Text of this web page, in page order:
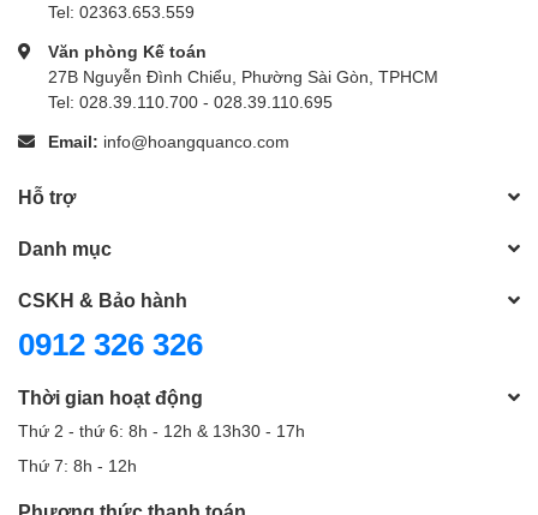
Tel: 02363.653.559
Văn phòng Kế toán
27B Nguyễn Đình Chiểu, Phường Sài Gòn, TPHCM
Tel: 028.39.110.700 - 028.39.110.695
Email: info@hoangquanco.com
Hỗ trợ
Danh mục
CSKH & Bảo hành
0912 326 326
Thời gian hoạt động
Thứ 2 - thứ 6: 8h - 12h & 13h30 - 17h
Thứ 7: 8h - 12h